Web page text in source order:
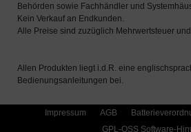
Behörden sowie Fachhändler und
Kein Verkauf an Endkunden.
Alle Preise sind zuzüglich Mehrwertsteuer
Allen Produkten liegt i.d.R. eine
Bedienungsanleitungen bei.
Impressum AGB
GPL-OSS Software-